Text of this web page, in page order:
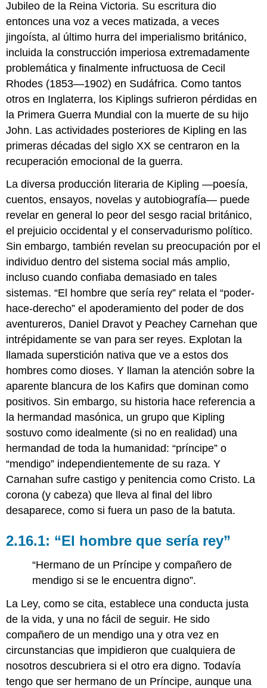
Jubileo de la Reina Victoria. Su escritura dio
entonces una voz a veces matizada, a veces
jingoísta, al último hurra del imperialismo británico,
incluida la construcción imperiosa extremadamente
problemática y finalmente infructuosa de Cecil
Rhodes (1853—1902) en Sudáfrica. Como tantos
otros en Inglaterra, los Kiplings sufrieron pérdidas en
la Primera Guerra Mundial con la muerte de su hijo
John. Las actividades posteriores de Kipling en las
primeras décadas del siglo XX se centraron en la
recuperación emocional de la guerra.
La diversa producción literaria de Kipling —poesía,
cuentos, ensayos, novelas y autobiografía— puede
revelar en general lo peor del sesgo racial británico,
el prejuicio occidental y el conservadurismo político.
Sin embargo, también revelan su preocupación por el
individuo dentro del sistema social más amplio,
incluso cuando confiaba demasiado en tales
sistemas. “El hombre que sería rey” relata el “poder-
hace-derecho” el apoderamiento del poder de dos
aventureros, Daniel Dravot y Peachey Carnehan que
intrépidamente se van para ser reyes. Explotan la
llamada superstición nativa que ve a estos dos
hombres como dioses. Y llaman la atención sobre la
aparente blancura de los Kafirs que dominan como
positivos. Sin embargo, su historia hace referencia a
la hermandad masónica, un grupo que Kipling
sostuvo como idealmente (si no en realidad) una
hermandad de toda la humanidad: “príncipe” o
“mendigo” independientemente de su raza. Y
Carnahan sufre castigo y penitencia como Cristo. La
corona (y cabeza) que lleva al final del libro
desaparece, como si fuera un paso de la batuta.
2.16.1: “El hombre que sería rey”
“Hermano de un Príncipe y compañero de
mendigo si se le encuentra digno”.
La Ley, como se cita, establece una conducta justa
de la vida, y una no fácil de seguir. He sido
compañero de un mendigo una y otra vez en
circunstancias que impidieron que cualquiera de
nosotros descubriera si el otro era digno. Todavía
tengo que ser hermano de un Príncipe, aunque una